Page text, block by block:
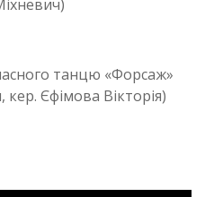
танцю «Форсаж»
кер. Єфімова Вікторія)